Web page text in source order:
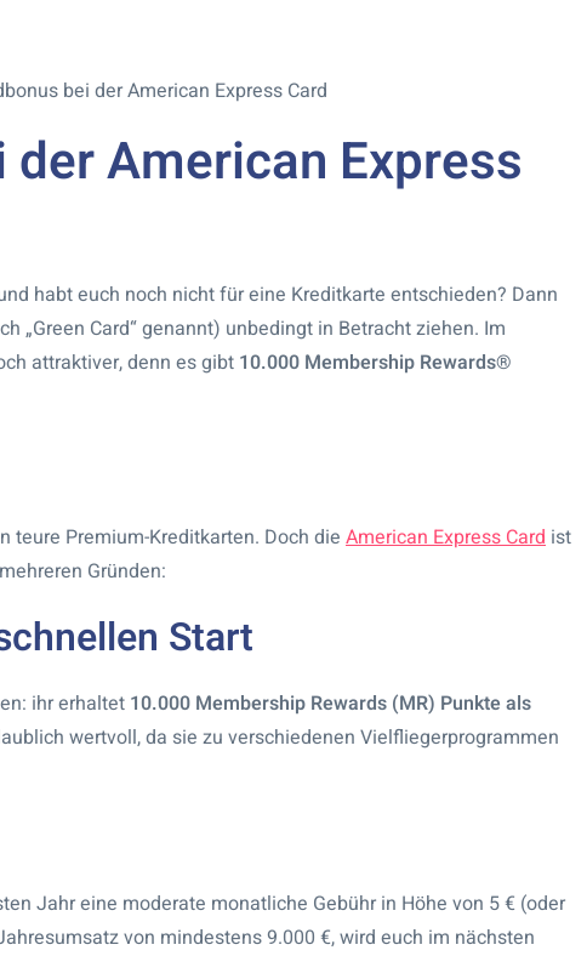
bei der American Express Card
American Express
habt euch noch nicht für eine Kreditkarte entschieden? Dann
„Green Card“ genannt) unbedingt in Betracht ziehen. Im
attraktiver, denn es gibt 10.000 Membership Rewards®
Premium-Kreditkarten. Doch die American Express Card ist
Gründen:
Start
ihr erhaltet 10.000 Membership Rewards (MR) Punkte als
wertvoll, da sie zu verschiedenen Vielfliegerprogrammen
Jahr eine moderate monatliche Gebühr in Höhe von 5 € (oder
von mindestens 9.000 €, wird euch im nächsten